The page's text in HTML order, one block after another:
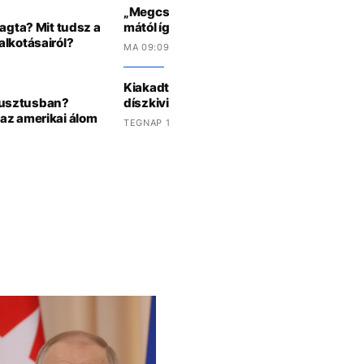
Mit tudsz a
amerikai álom
„Megcsináltuk" – Diadalt hirdetett
mától így készülj az otthoni
MA 09:09 -KOR
Kiakadt egy turista, miután lekapcsolták
díszkivilágítását
TEGNAP 13:49 -KOR